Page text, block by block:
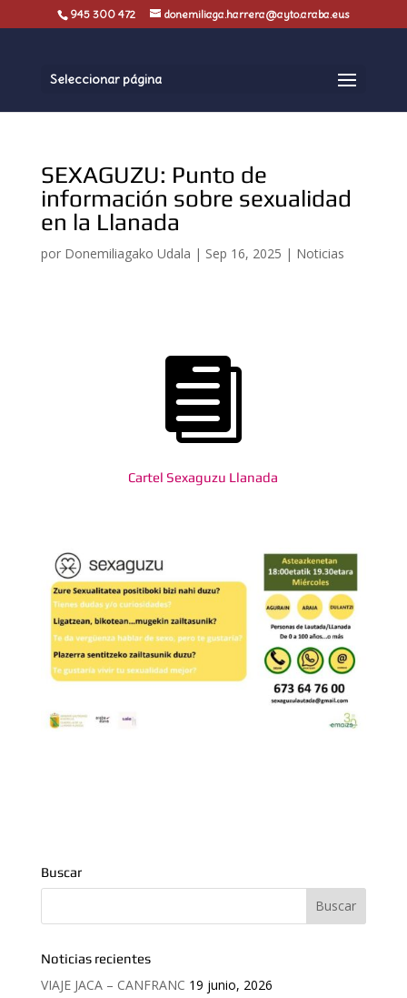
945 300 472 donemiliaga.harrera@ayto.araba.eus
Seleccionar página
SEXAGUZU: Punto de
información sobre sexualidad
en la Llanada
por Donemiliagako Udala | Sep 16, 2025 | Noticias

Cartel Sexaguzu Llanada
Buscar
Noticias recientes
VIAJE JACA – CANFRANC 19 junio, 2026